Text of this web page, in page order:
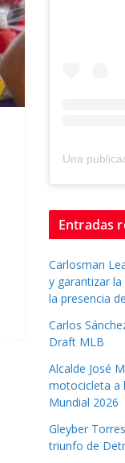
Una publicación
Entradas
Carlosman
y garantizar
la presencia
Carlos
Draft MLB
Alcalde José
motocicleta a
Mundial 2026
Gleyber
triunfo de